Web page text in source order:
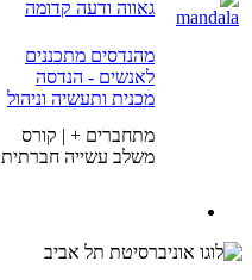
גאווה ודעה קדומה
מהנדסים מתכננים
לאנשים - הנדסה
מכנית ותעשיה וניהול
מתחברים + | קורס
משלב עשייה חברתית